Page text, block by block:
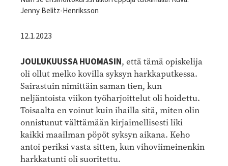
Jenny Belitz-Henriksson
12.1.2023
JOULUKUUSSA HUOMASIN, että tämä opiskelija
oli ollut melko kovilla syksyn harkkaputkessa.
Sairastuin nimittäin saman tien, kun
neljäntoista viikon työharjoittelut oli hoidettu.
Toisaalta en voinut kuin ihailla sitä, miten olin
onnistunut välttämään kirjaimellisesti liki
kaikki maailman pöpöt syksyn aikana. Keho
antoi periksi vasta sitten, kun vihoviimeinenkin
harkkatunti oli suoritettu.